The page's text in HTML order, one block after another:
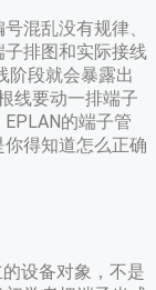
混乱没有规律、
排图和实际接线
阶段就会暴露出
线要动一排端子
的端子管
得知道怎么正确
设备对象，不是